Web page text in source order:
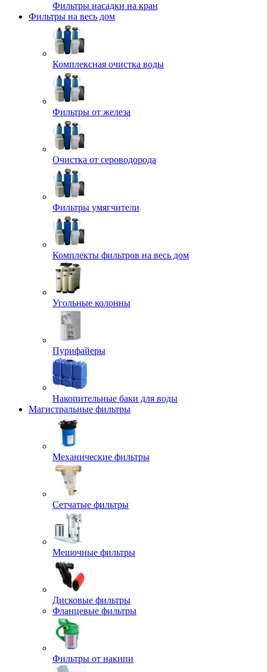
Фильтры насадки на кран
Фильтры на весь дом
Комплексная очистка воды
Фильтры от железа
Очистка от сероводорода
Фильтры умягчители
Комплекты фильтров на весь дом
Угольные колонны
Пурифайеры
Накопительные баки для воды
Магистральные фильтры
Механические фильтры
Сетчатые фильтры
Мешочные фильтры
Дисковые фильтры
Фланцевые фильтры
Фильтры от накипи